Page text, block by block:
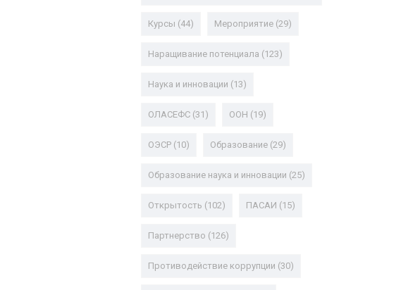
Курсы (44) Мероприятие(29)
Наращивание потенциала (123)
Наука и инновации (13)
ОЛАСЕФС(31) ООН (19)
ОЭСР(10) Образование(29)
Образование наука и инновации (25)
Открытость (102) ПАСАИ (15)
Партнерство (126)
Противодействие коррупции (30)